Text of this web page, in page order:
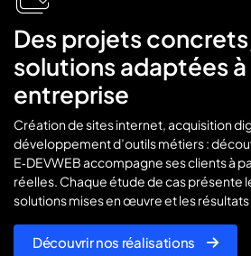
Des projets
solutions adaptées
entreprise
Création de sites internet, acquisition
développement d’outils métiers :
E‑DEVWEB accompagne ses clients à
réelles. Chaque étude de cas présente
solutions mises en œuvre et les
Découvrir nos réalisations